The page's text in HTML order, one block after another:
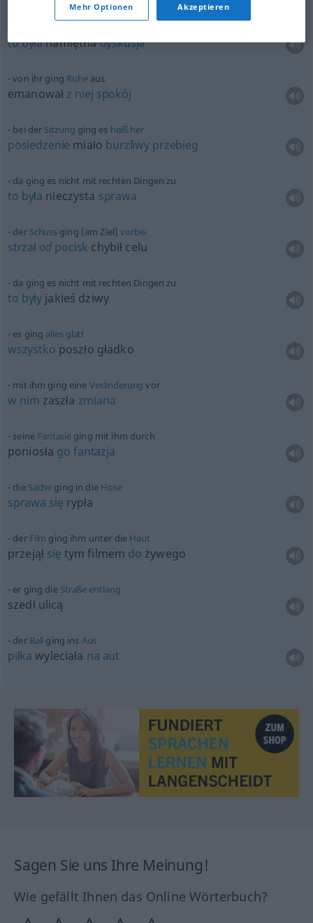
tobyłanamiętnadyskusja
von ihr ging Ruheaus
emanował z niej spokój
bei der Sitzung ging es heiß her
posiedzenie miało burzliwy przebieg
da ging es nicht mit rechten Dingen zu
to była nieczysta sprawa
der Schuss ging (am Ziel)vorbei
strzał od pocisk chybił celu
da ging es nicht mit rechten Dingen zu
to były jakieś dziwy
es ging alles glatt
wszystko poszło gładko
mit ihm ging eine Veränderung vor
w nim zaszła zmiana
seine Fantasie ging mit ihm durch
poniosła go fantazja
die Sache ging in die Hose
sprawa się rypła
der Film ging ihm unter die Haut
przejął się tym filmem do żywego
er ging die Straße entlang
szedł ulicą
der Ball ging ins Aus
piłka wyleciała na aut
Sagen Sie uns Ihre Meinung!
Wie gefällt Ihnen das Online Wörterbuch?
Mehr Optionen Akzeptieren